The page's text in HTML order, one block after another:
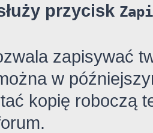
przycisk
zapisywać
w
kopię roboczą